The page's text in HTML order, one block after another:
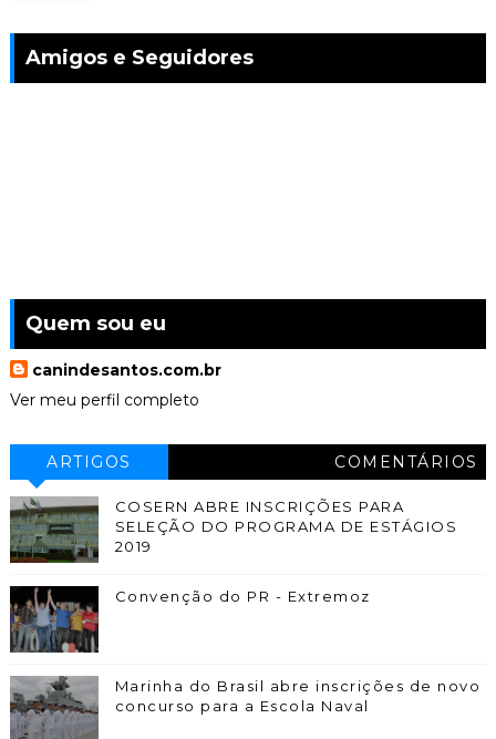
Amigos e Seguidores
Quem sou eu
canindesantos.com.br
Ver meu perfil completo
ARTIGOS COMENTÁRIOS
COSERN ABRE INSCRIÇÕES PARA
SELEÇÃO DO PROGRAMA DE ESTÁGIOS
2019
Convenção do PR - Extremoz
Marinha do Brasil abre inscrições de novo
concurso para a Escola Naval